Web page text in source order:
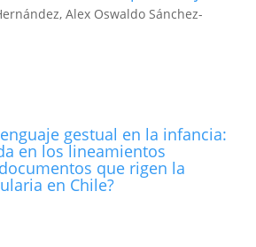
Alex Oswaldo Sánchez-
gestual en la infancia:
en los lineamientos
que rigen la
en Chile?